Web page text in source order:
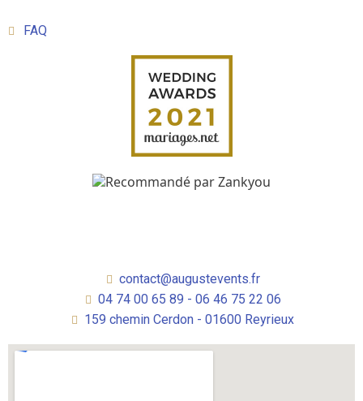
FAQ
contact@augustevents.fr
04 74 00 65 89 - 06 46 75 22 06
159 chemin Cerdon - 01600 Reyrieux